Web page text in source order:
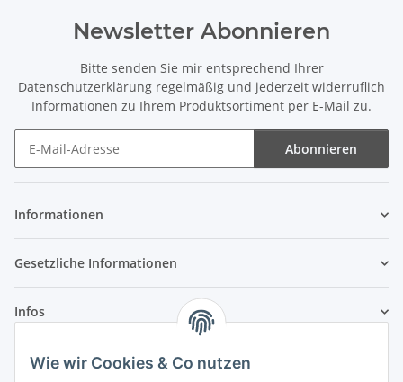
Wie wir Cookies & Co nutzen
Newsletter Abonnieren
Bitte senden Sie mir entsprechend Ihrer
Datenschutzerklärung regelmäßig und jederzeit widerruflich
Informationen zu Ihrem Produktsortiment per E-Mail zu.
Abonnieren
Informationen
Gesetzliche Informationen
Infos
Laden - Öffnungszeiten: